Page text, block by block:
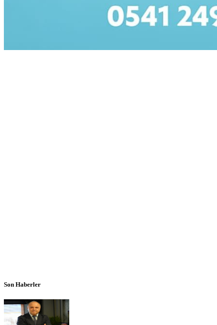
Son Haberler